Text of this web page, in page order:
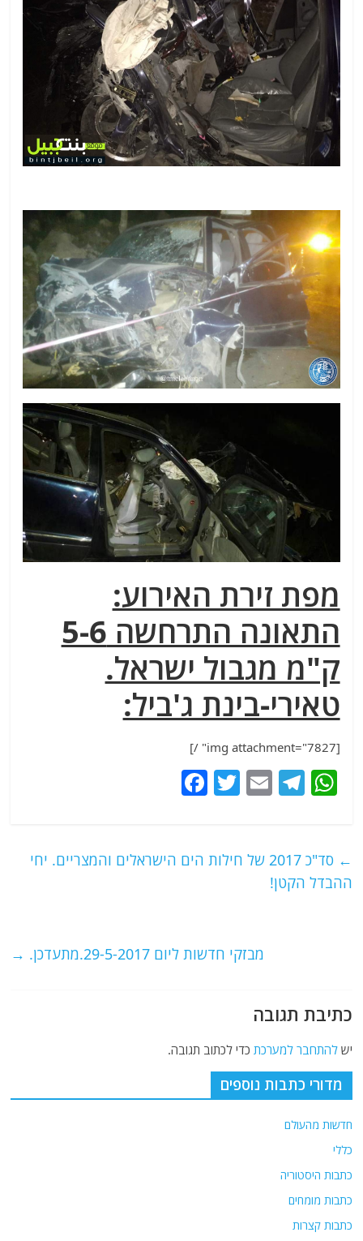
מפת זירת האירוע:
התאונה התרחשה 5-6
ק"מ מגבול ישראל.
טאירי-בינת ג'ביל:
[img attachment="7827" /]
W
s
A
T
g
ra
E
l
T
er
e
k
←
סד"כ 2017 של חילות הים הישראלים והמצריים. יחי
ההבדל הקטן!
מבזקי חדשות ליום 29-5-2017.מתעדכן. →
כתיבת תגובה
ישלהתחבר למערכת כדי לכתוב תגובה.
מדורי כתבות נוספים
חדשות מהעולם
כללי
כתבות היסטוריה
כתבות מומחים
כתבות קצרות